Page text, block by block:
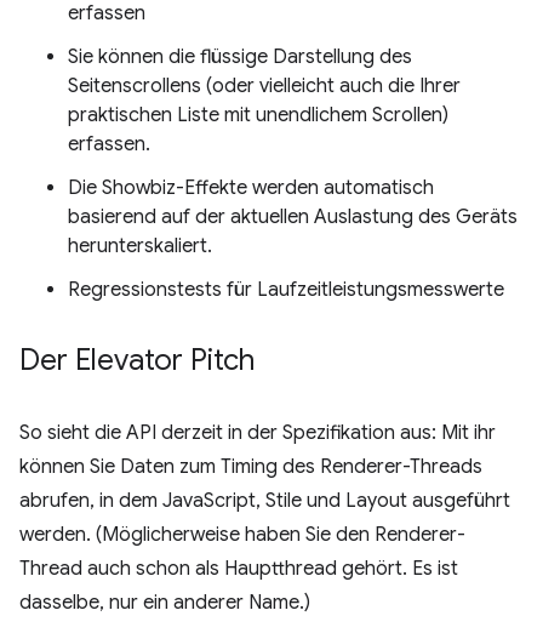
erfassen
Sie können die flüssige Darstellung des
Seitenscrollens (oder vielleicht auch die Ihrer
praktischen Liste mit unendlichem Scrollen)
erfassen.
Die Showbiz-Effekte werden automatisch
basierend auf der aktuellen Auslastung des Geräts
herunterskaliert.
Regressionstests für Laufzeitleistungsmesswerte
Der Elevator Pitch
So sieht die API derzeit in der Spezifikation aus: Mit ihr
können Sie Daten zum Timing des Renderer-Threads
abrufen, in dem JavaScript, Stile und Layout ausgeführt
werden. (Möglicherweise haben Sie den Renderer-
Thread auch schon als Hauptthread gehört. Es ist
dasselbe, nur ein anderer Name.)